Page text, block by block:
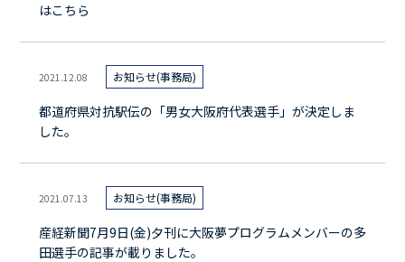
はこちら
2021.12.08 お知らせ(事務局)
都道府県対抗駅伝の「男女大阪府代表選手」が決定しま
した。
2021.07.13 お知らせ(事務局)
産経新聞7月9日(金)夕刊に大阪夢プログラムメンバーの多
田選手の記事が載りました。